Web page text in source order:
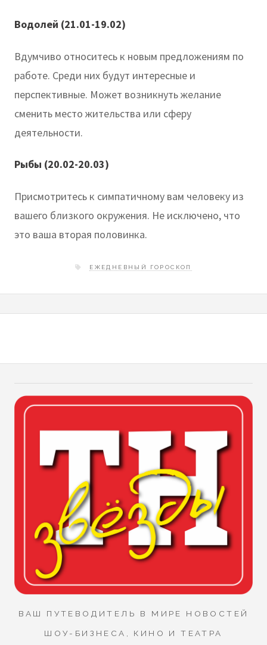
Водолей (21.01-19.02)
Вдумчиво относитесь к новым предложениям по
работе. Среди них будут интересные и
перспективные. Может возникнуть желание
сменить место жительства или сферу
деятельности.
Рыбы (20.02-20.03)
Присмотритесь к симпатичному вам человеку из
вашего близкого окружения. Не исключено, что
это ваша вторая половинка.
ЕЖЕДНЕВНЫЙ ГОРОСКОП
ВАШ ПУТЕВОДИТЕЛЬ В МИРЕ НОВОСТЕЙ
ШОУ-БИЗНЕСА, КИНО И ТЕАТРА